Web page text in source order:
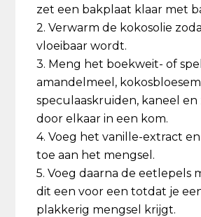
zet een bakplaat klaar met
2. Verwarm de kokosolie
vloeibaar wordt.
3. Meng het boekweit- of
amandelmeel,
speculaaskruiden, kaneel
door elkaar in een kom.
4. Voeg het vanille-extract
toe aan het mengsel.
5. Voeg daarna de eetlepels
dit een voor een totdat je
plakkerig mengsel krijgt.